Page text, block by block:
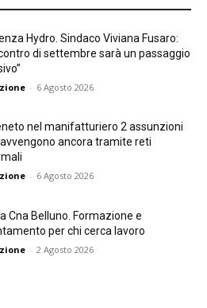
Hydro. Sindaco Viviana Fusaro:
di settembre sarà un passaggio
- 6 Agosto 2026
nel manifatturiero 2 assunzioni
ancora tramite reti
- 6 Agosto 2026
Cna Belluno. Formazione e
per chi cerca lavoro
- 2 Agosto 2026